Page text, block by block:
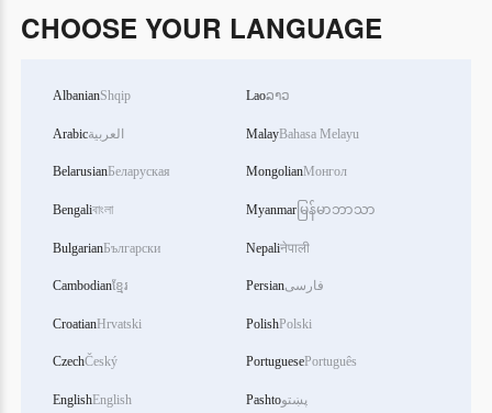
CHOOSE YOUR LANGUAGE
AlbanianShqip
Arabicالعربية
BelarusianБеларуская
Bengaliবাংলা
BulgarianБългарски
Cambodianខ្មែរ
CroatianHrvatski
CzechČeský
EnglishEnglish
Laoລາວ
MalayBahasa Melayu
MongolianМонгол
Myanmar မြန်မာဘာသာ
Nepaliनेपाली
Persianفارسی
PolishPolski
PortuguesePortuguês
Pashtoپښتو